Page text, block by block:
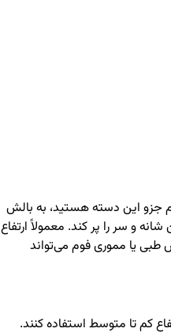
هم جزو این دسته هستید، به بالش
و سر را پر کند. معمولاً ارتفاع
طبی یا مموری فوم می‌تواند
کم تا متوسط استفاده کنند.